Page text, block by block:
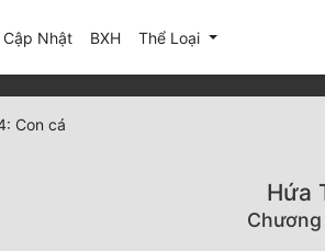
Cập Nhật(current)
BXH Thể Loại
Con cá
Hứa